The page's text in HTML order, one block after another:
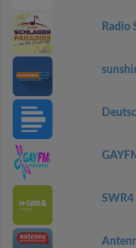
Radio
SWR4